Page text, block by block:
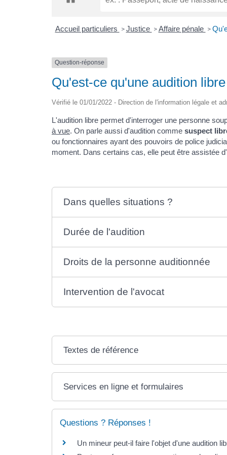
Accueil particuliers > Justice > Affaire pénale >
Question-réponse
Qu'est-ce qu'une audition
Vérifié le 01/01/2022 - Direction de l'information légale et
L'audition libre permet d'interroger une personne
à vue. On parle aussi d'audition comme suspect
ou fonctionnaires ayant des pouvoirs de police
moment. Dans certains cas, elle peut être assistée
Dans quelles situations ?
Durée de l'audition
Droits de la personne auditionnée
Intervention de l'avocat
Textes de référence
Services en ligne et formulaires
Questions ? Réponses !
Un mineur peut-il faire l'objet d'une audition